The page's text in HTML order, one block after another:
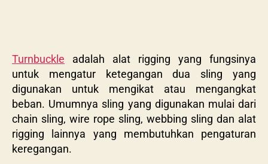
Turnbuckle adalah alat rigging yang fungsinya
untuk mengatur ketegangan dua sling yang
digunakan untuk mengikat atau mengangkat
beban. Umumnya sling yang digunakan mulai dari
chain sling, wire rope sling, webbing sling dan alat
rigging lainnya yang membutuhkan pengaturan
keregangan.